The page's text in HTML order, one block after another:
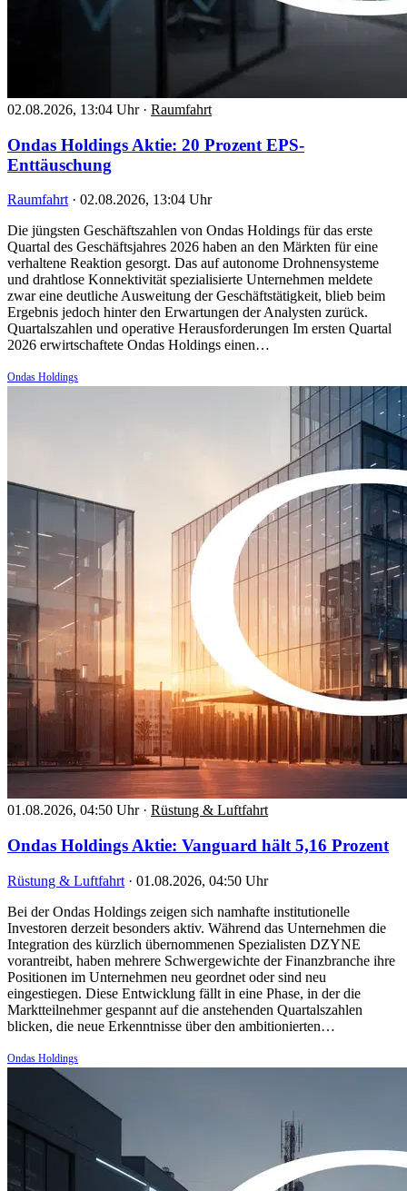
02.08.2026, 13:04 Uhr · Raumfahrt
Ondas Holdings Aktie: 20 Prozent EPS-
Enttäuschung
Raumfahrt · 02.08.2026, 13:04 Uhr
Die jüngsten Geschäftszahlen von Ondas Holdings für das erste
Quartal des Geschäftsjahres 2026 haben an den Märkten für eine
verhaltene Reaktion gesorgt. Das auf autonome Drohnensysteme
und drahtlose Konnektivität spezialisierte Unternehmen meldete
zwar eine deutliche Ausweitung der Geschäftstätigkeit, blieb beim
Ergebnis jedoch hinter den Erwartungen der Analysten zurück.
Quartalszahlen und operative Herausforderungen Im ersten Quartal
2026 erwirtschaftete Ondas Holdings einen…
Ondas Holdings
01.08.2026, 04:50 Uhr · Rüstung & Luftfahrt
Ondas Holdings Aktie: Vanguard hält 5,16 Prozent
Rüstung & Luftfahrt · 01.08.2026, 04:50 Uhr
Bei der Ondas Holdings zeigen sich namhafte institutionelle
Investoren derzeit besonders aktiv. Während das Unternehmen die
Integration des kürzlich übernommenen Spezialisten DZYNE
vorantreibt, haben mehrere Schwergewichte der Finanzbranche ihre
Positionen im Unternehmen neu geordnet oder sind neu
eingestiegen. Diese Entwicklung fällt in eine Phase, in der die
Marktteilnehmer gespannt auf die anstehenden Quartalszahlen
blicken, die neue Erkenntnisse über den ambitionierten…
Ondas Holdings